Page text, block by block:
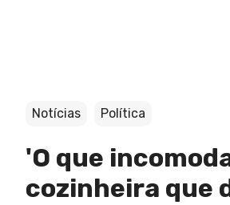
Notícias Política
'O que
cozinheira que